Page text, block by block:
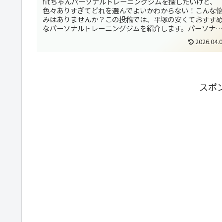
色々ありすぎてどれを選んでよいかわからない！こんな
みはありませんか？この投稿では、平塚の安くておすすめ
なパーソナルトレーニングジムを紹介します。パーソナル
スポ